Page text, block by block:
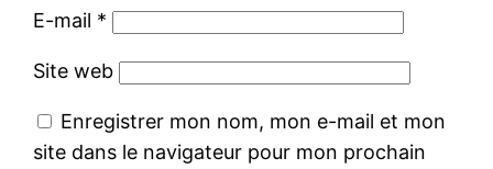
E-mail *
Site web
Enregistrer mon nom, mon e-mail et mon
site dans le navigateur pour mon prochain